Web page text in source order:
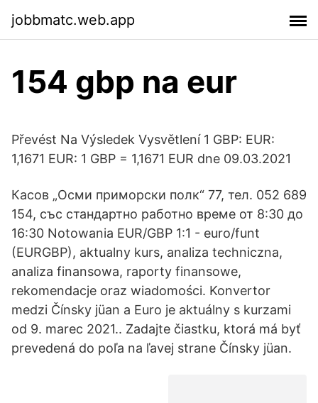
jobbmatc.web.app
154 gbp na eur
Převést Na Výsledek Vysvětlení 1 GBP: EUR:
1,1671 EUR: 1 GBP = 1,1671 EUR dne 09.03.2021
Касов „Осми приморски полк“ 77, тел. 052 689
154, със стандартно работно време от 8:30 до
16:30 Notowania EUR/GBP 1:1 - euro/funt
(EURGBP), aktualny kurs, analiza techniczna,
analiza finansowa, raporty finansowe,
rekomendacje oraz wiadomości. Konvertor
medzi Čínsky jüan a Euro je aktuálny s kurzami
od 9. marec 2021.. Zadajte čiastku, ktorá má byť
prevedená do poľa na ľavej strane Čínsky jüan.